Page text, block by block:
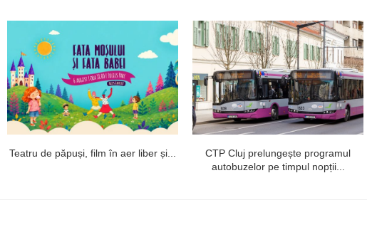
Teatru de păpuși, film în aer liber și...
CTP Cluj prelungește programul
autobuzelor pe timpul nopții...